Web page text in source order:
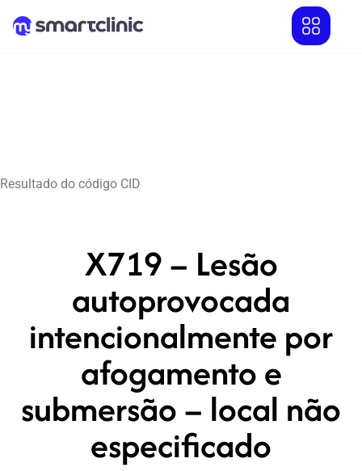
Resultado do código CID
X719 – Lesão
autoprovocada
intencionalmente por
afogamento e
submersão – local não
especificado